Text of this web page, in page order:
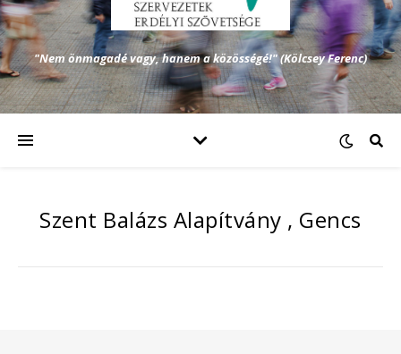
"Nem önmagadé vagy, hanem a közösségé!" (Kölcsey Ferenc)
Szent Balázs Alapítvány , Gencs